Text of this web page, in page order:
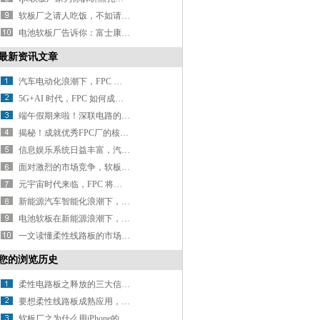
软板厂之请人吃饭，不如请人出汗！
电池软板厂告诉你：富士康展示无人工厂，老板和员工将都失业？
新资讯文章
汽车电动化浪潮下，FPC 厂如何抢占车载应用高地？
5G+AI 时代，FPC 如何成为设备性能的 “助推器”？
端午假期来啦！深联电路的放假安排请查收~
揭秘！成就优秀FPC厂的核心要素有哪些？
信息娱乐系统日益丰富，汽车软板如何优化以承载更多信号传输任务？
面对激烈的市场竞争，软板厂怎样突出重围打造核心优势？
元宇宙时代来临，FPC 将迎来哪些颠覆性变革？
新能源汽车智能化浪潮下，电池 FPC 如何迈向更高集成与智能化？
电池软板在新能源浪潮下，如何开启应用新征程？
一文读懂柔性线路板的市场环境
的浏览历史
柔性电路板之释放的三大信号，无情揭示车市残酷现状，老百姓已经不敢买车了
要想柔性线路板成熟应用，还需攻克